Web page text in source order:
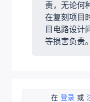
责，无论何
在复刻项目
目电路设计
等损害负责。
在 登录 或